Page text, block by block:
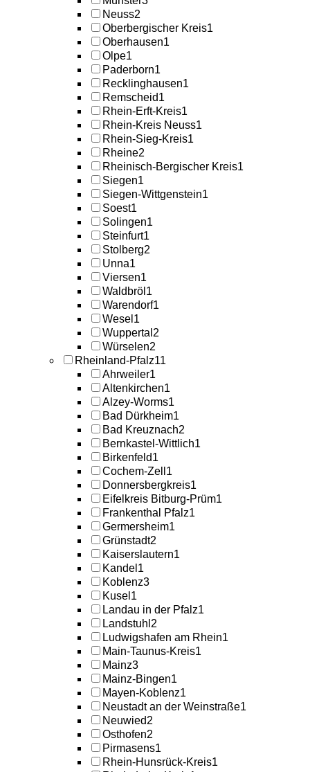
Neuss2
Oberbergischer Kreis1
Oberhausen1
Olpe1
Paderborn1
Recklinghausen1
Remscheid1
Rhein-Erft-Kreis1
Rhein-Kreis Neuss1
Rhein-Sieg-Kreis1
Rheine2
Rheinisch-Bergischer Kreis1
Siegen1
Siegen-Wittgenstein1
Soest1
Solingen1
Steinfurt1
Stolberg2
Unna1
Viersen1
Waldbröl 1
Warendorf1
Wesel 1
Wuppertal 2
Würselen2
Rheinland-Pfalz11
Ahrweiler1
Altenkirchen1
Alzey-Worms1
Bad Dürkheim1
Bad Kreuznach2
Bernkastel-Wittlich1
Birkenfeld1
Cochem-Zell 1
Donnersbergkreis1
Eifelkreis Bitburg-Prüm1
Frankenthal Pfalz1
Germersheim1
Grünstadt2
Kaiserslautern1
Kandel 1
Koblenz3
Kusel 1
Landau in der Pfalz1
Landstuhl 2
Ludwigshafen am Rhein1
Main-Taunus-Kreis1
Mainz3
Mainz-Bingen1
Mayen-Koblenz1
Neustadt an der Weinstraße1
Neuwied2
Osthofen2
Pirmasens1
Rhein-Hunsrück-Kreis1